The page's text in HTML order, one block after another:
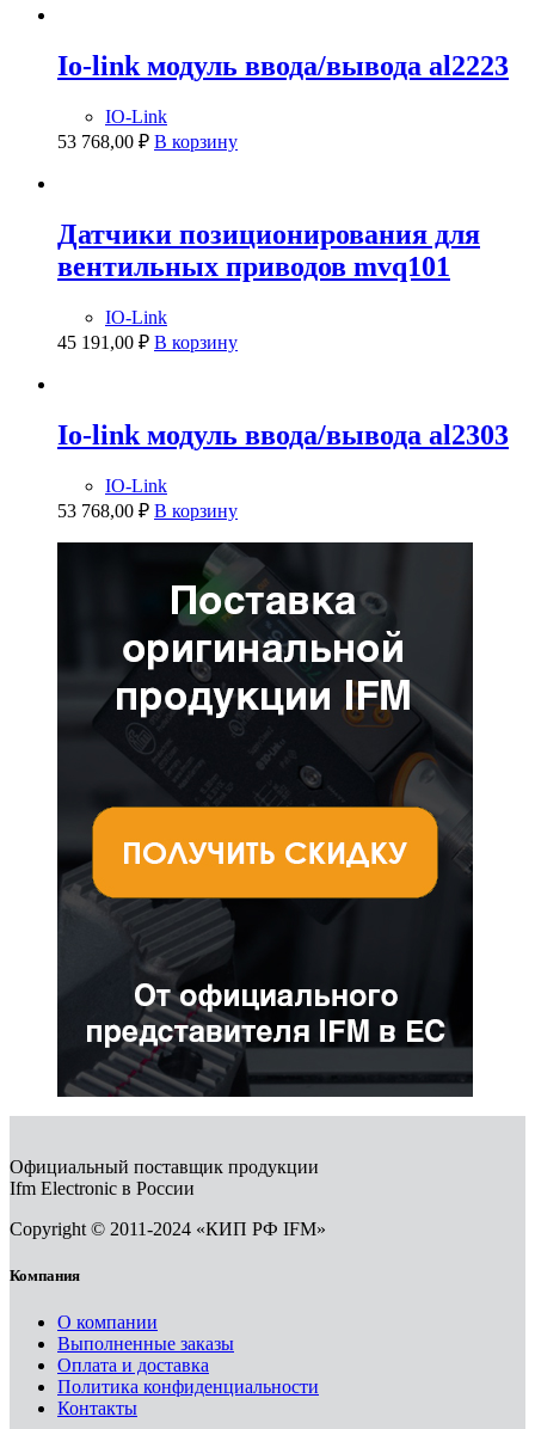
Io-link модуль ввода/вывода al2223
IO-Link
53 768,00 ₽ В корзину
Датчики позиционирования для
вентильных приводов mvq101
IO-Link
45 191,00 ₽ В корзину
Io-link модуль ввода/вывода al2303
IO-Link
53 768,00 ₽ В корзину
Официальный поставщик продукции
Ifm Electronic в России
Copyright © 2011-2024 «КИП РФ IFM»
Компания
О компании
Выполненные заказы
Оплата и доставка
Политика конфиденциальности
Контакты